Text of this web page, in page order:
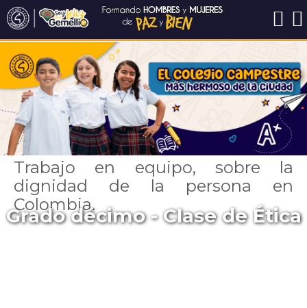
Grado décimo - Clase de Ética
Trabajo en equipo, sobre la
dignidad de la persona en
Colombia.